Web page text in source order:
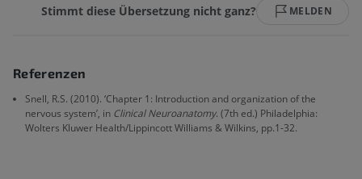
Stimmt diese Übersetzung nicht ganz? MELDEN
Referenzen
Snell, R.S. (2010). ‘Chapter 1: Introduction and organization of the
nervous system’, in Clinical Neuroanatomy. (7th ed.) Philadelphia:
Wolters Kluwer Health/Lippincott Williams & Wilkins, pp.1-32.